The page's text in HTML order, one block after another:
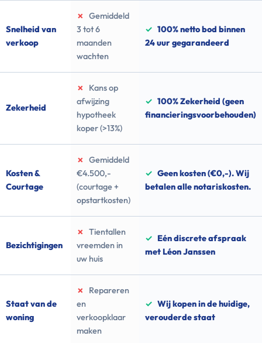
Snelheid van
verkoop
✗
Gemiddeld
3 tot 6
maanden
wachten
✓ 100% netto bod binnen
24 uur gegarandeerd
Zekerheid
✗
Kans op
afwijzing
hypotheek
koper (>13%)
✓ 100% Zekerheid (geen
financieringsvoorbehouden)
Kosten &
Courtage
✗
Gemiddeld
€4.500,-
(courtage +
opstartkosten)
✓ Geen kosten (€0,-). Wij
betalen alle notariskosten.
Bezichtigingen
✗
Tientallen
vreemden in
uw huis
✓ Eén discrete afspraak
met Léon Janssen
Staat van de
woning
✗
Repareren
en
verkoopklaar
maken
✓ Wij kopen in de huidige,
verouderde staat